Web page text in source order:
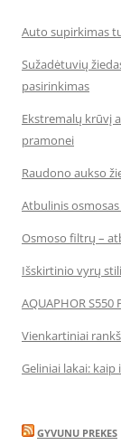
Auto supirkimas
Sužadėtuvių
pasirinkimas
Ekstremalų krūvį
pramonei
Raudono aukso
Atbulinis
Osmoso filtrų –
Išskirtinio vyrų
AQUAPHOR
Vienkartiniai
Geliniai lakai:
GYVUNU PREKES